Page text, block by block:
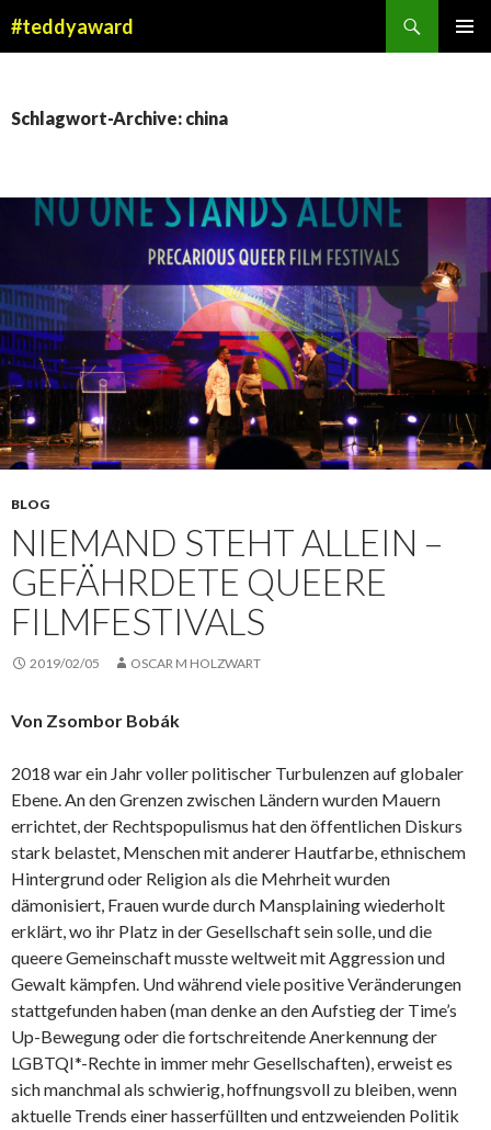
#teddyaward
Schlagwort-Archive: china
BLOG
NIEMAND STEHT ALLEIN –
GEFÄHRDETE QUEERE
FILMFESTIVALS
2019/02/05 OSCAR M HOLZWART
Von Zsombor Bobák
2018 war ein Jahr voller politischer Turbulenzen auf globaler
Ebene. An den Grenzen zwischen Ländern wurden Mauern
errichtet, der Rechtspopulismus hat den öffentlichen Diskurs
stark belastet, Menschen mit anderer Hautfarbe, ethnischem
Hintergrund oder Religion als die Mehrheit wurden
dämonisiert, Frauen wurde durch Mansplaining wiederholt
erklärt, wo ihr Platz in der Gesellschaft sein solle, und die
queere Gemeinschaft musste weltweit mit Aggression und
Gewalt kämpfen. Und während viele positive Veränderungen
stattgefunden haben (man denke an den Aufstieg der Time’s
Up-Bewegung oder die fortschreitende Anerkennung der
LGBTQI*-Rechte in immer mehr Gesellschaften), erweist es
sich manchmal als schwierig, hoffnungsvoll zu bleiben, wenn
aktuelle Trends einer hasserfüllten und entzweienden Politik